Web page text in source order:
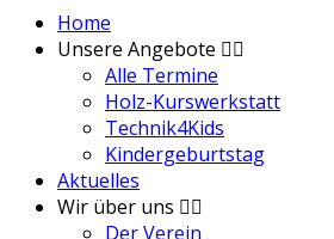
Home
Unsere Angebote
Alle Termine
Holz-Kurswerkstatt
Technik4Kids
Kindergeburtstag
Aktuelles
Wir über uns
Der Verein